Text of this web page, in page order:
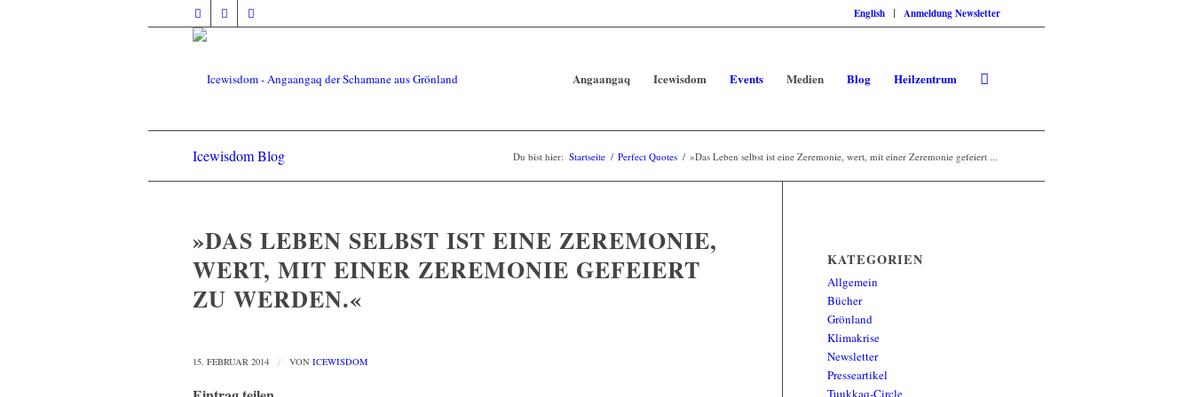
English Anmeldung Newsletter
Angaangaq Icewisdom Events Medien Blog Heilzentrum
Icewisdom Blog Du bist hier: Startseite / Perfect Quotes / »Das Leben selbst ist eine Zeremonie, wert, mit einer Zeremonie gefeiert ...
»DAS LEBEN SELBST IST EINE ZEREMONIE,
WERT, MIT EINER ZEREMONIE GEFEIERT
ZU WERDEN.«
15. FEBRUAR 2014 / VON ICEWISDOM
KATEGORIEN
Allgemein
Bücher
Grönland
Klimakrise
Newsletter
Presseartikel
Tuukkaq-Circle